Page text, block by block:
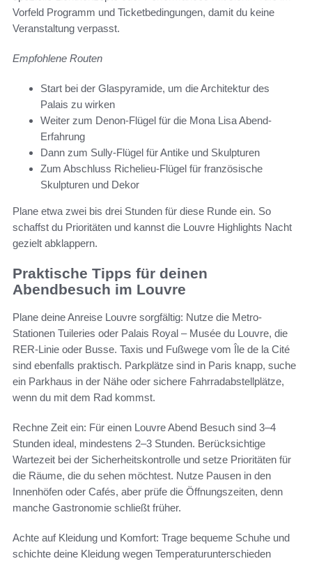
Vorfeld Programm und Ticketbedingungen, damit du keine
Veranstaltung verpasst.
Empfohlene Routen
Start bei der Glaspyramide, um die Architektur des
Palais zu wirken
Weiter zum Denon-Flügel für die Mona Lisa Abend-
Erfahrung
Dann zum Sully-Flügel für Antike und Skulpturen
Zum Abschluss Richelieu-Flügel für französische
Skulpturen und Dekor
Plane etwa zwei bis drei Stunden für diese Runde ein. So
schaffst du Prioritäten und kannst die Louvre Highlights Nacht
gezielt abklappern.
Praktische Tipps für deinen
Abendbesuch im Louvre
Plane deine Anreise Louvre sorgfältig: Nutze die Metro-
Stationen Tuileries oder Palais Royal – Musée du Louvre, die
RER-Linie oder Busse. Taxis und Fußwege vom Île de la Cité
sind ebenfalls praktisch. Parkplätze sind in Paris knapp, suche
ein Parkhaus in der Nähe oder sichere Fahrradabstellplätze,
wenn du mit dem Rad kommst.
Rechne Zeit ein: Für einen Louvre Abend Besuch sind 3–4
Stunden ideal, mindestens 2–3 Stunden. Berücksichtige
Wartezeit bei der Sicherheitskontrolle und setze Prioritäten für
die Räume, die du sehen möchtest. Nutze Pausen in den
Innenhöfen oder Cafés, aber prüfe die Öffnungszeiten, denn
manche Gastronomie schließt früher.
Achte auf Kleidung und Komfort: Trage bequeme Schuhe und
schichte deine Kleidung wegen Temperaturunterschieden